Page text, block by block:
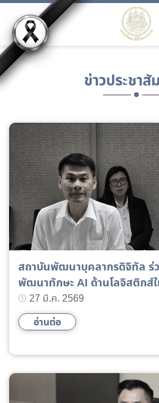
ข่าวประชา
สถาบันพัฒนาบุคลากรดิจิทัล
พัฒนาทักษะ AI ด้านโลจิสติกส์
แรงงานแห่งชาติ
27 มี.ค. 2569
อ่านต่อ